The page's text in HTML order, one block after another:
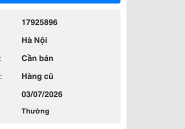
17925896
Hà Nội
Cần bán
Hàng cũ
03/07/2026
Thường